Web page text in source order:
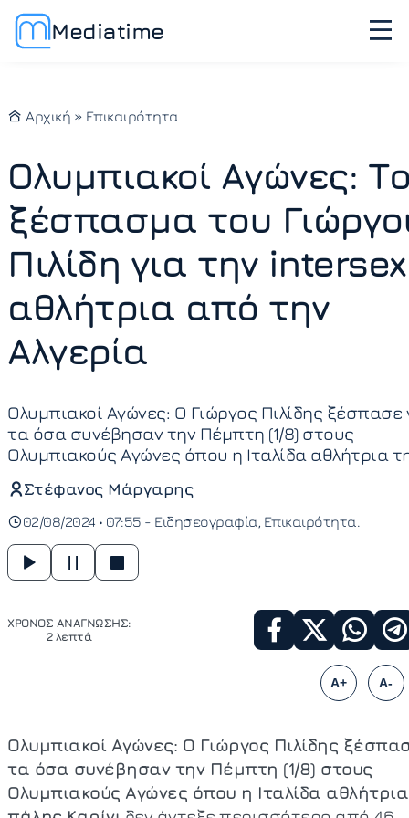
Mediatime
Αρχική » Επικαιρότητα
Ολυμπιακοί Αγώνες:
ξέσπασμα του
Πιλίδη για την intersex
αθλήτρια από την
Αλγερία
Ολυμπιακοί Αγώνες: Ο Γιώργος Πιλίδης ξέσπασε
τα όσα συνέβησαν την Πέμπτη (1/8) στους
Ολυμπιακούς Αγώνες όπου η Ιταλίδα αθλήτρια
Στέφανος Μάργαρης
02/08/2024 • 07:55 - Ειδησεογραφία Επικαιρότητα
ΧΡΟΝΟΣ ΑΝΑΓΝΩΣΗΣ:
2 λεπτά
A+ A-
Ολυμπιακοί Αγώνες: Ο Γιώργος Πιλίδης
τα όσα συνέβησαν την Πέμπτη (1/8) στους
Ολυμπιακούς Αγώνες όπου η Ιταλίδα